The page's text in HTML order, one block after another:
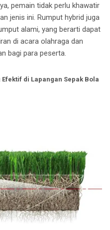
pemain tidak perlu khawatir
jenis ini. Rumput hybrid juga
alami, yang berarti dapat
di acara olahraga dan
bagi para peserta.
di Lapangan Sepak Bola